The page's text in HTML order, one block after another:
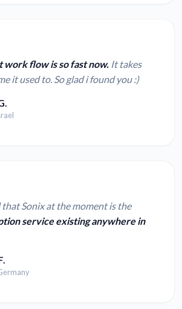
flow is so fast now. It takes
it used to. So glad i found you :)
that Sonix at the moment is the
service existing anywhere in